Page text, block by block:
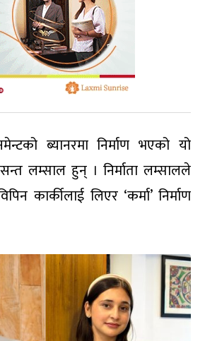
ब्यानरमा निर्माण भएको यो
लम्साल हुन् । निर्माता लम्सालले
कार्कीलाई लिएर ‘कर्मा’ निर्माण